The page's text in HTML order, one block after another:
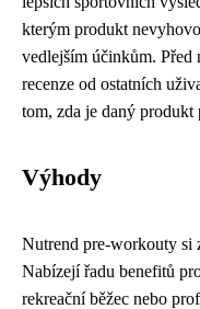
kterým produkt
vedlejším účinkům. Před
recenze od ostatních
tom, zda je daný produkt
Výhody
Nutrend pre-workouty si
Nabízejí řadu benefitů
rekreační běžec nebo